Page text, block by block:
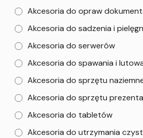
Akcesoria do opraw
Akcesoria do sadzenia i
Akcesoria do serwerów
Akcesoria do spawania i
Akcesoria do sprzętu
Akcesoria do sprzętu
Akcesoria do tabletów
Akcesoria do utrzymania